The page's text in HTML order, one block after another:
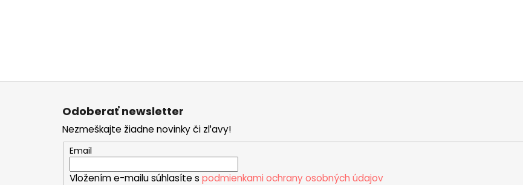
Z
Odoberať newsletter
Nezmeškajte žiadne novinky či zľavy!
Email
Vložením e-mailu súhlasíte s podmienkami ochrany osobných údajov